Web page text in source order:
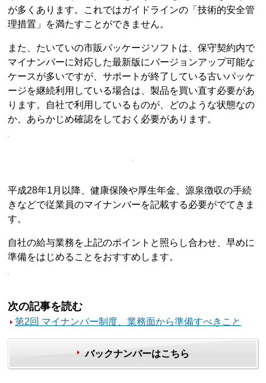
が多くあります。これではガイドラインの「技術的安全管
理措置」を満たすことができません。
また、たいていの市販パッケージソフトは、保守契約内で
マイナンバーに対応した最新版にバージョンアップ可能な
ケースが多いですが、サポートが終了している古いパッケ
ージを継続利用している場合は、製品を買い直す必要があ
ります。自社で利用しているものが、どのような状態なの
か、あらかじめ確認をしておく必要があります。
平成28年1月以降、健康保険や厚生年金、源泉徴収の手続
きなどで従業員のマイナンバーを記載する必要がでてきま
す。
自社の給与業務を上記のポイントと照らし合わせ、早めに
準備をはじめることをおすすめします。
次の記事を読む
第2回 マイナンバー制度、業務面から準備すべきこと
バックナンバーはこちら